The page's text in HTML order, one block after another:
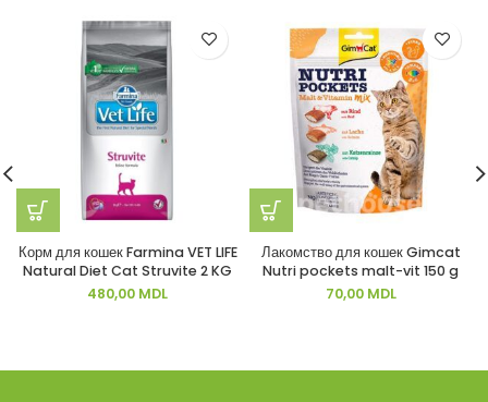
Корм для кошек Farmina VET LIFE
Natural Diet Cat Struvite 2 KG
480,00 MDL
Лакомство для кошек Gimcat
Nutri pockets malt-vit 150 g
70,00 MDL